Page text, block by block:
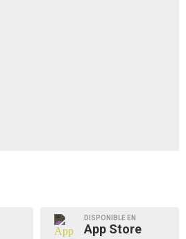
DISPONIBLE EN
App Store